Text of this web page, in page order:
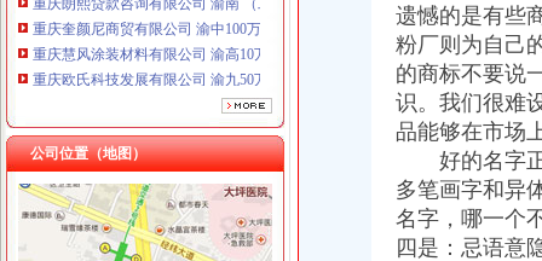
重庆奎颜尼商贸有限公司 渝中100万 （工商注册）
重庆慧风涂装材料有限公司 渝高10万 （工商注册）
重庆欧氏科技发展有限公司 渝九50万 （进出口权）
重庆盛旗投资咨询有限公司 渝中10万 （工商注册）
重庆佳技维科技发展有限公司 渝南100万 （进出口权）
上海兆妩贸易有限公司重庆天地分公司 渝中 （工商注册）
公司位置（地图）
遗憾的是有些
粉厂则为自己
的商标不要说
识。我们很难
品能够在市场
好的名字正
多笔画字和异
名字，哪一个
四是：忌语意